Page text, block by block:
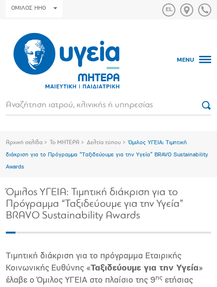
ΟΜΙΛΟΣ HHG
MENU
Αρχική σελίδα Το ΜΗΤΕΡΑ Δελτία τύπου Όμιλος ΥΓΕΙΑ: Τιμητική
διάκριση για το Πρόγραμμα “Ταξιδεύουμε για την Υγεία” BRAVO Sustainability
Awards
Όμιλος ΥΓΕΙΑ: Τιμητική διάκριση για το
Πρόγραμμα “Ταξιδεύουμε για την Υγεία”
BRAVO Sustainability Awards
Τιμητική διάκριση για το πρόγραμμα Εταιρικής
Κοινωνικής Ευθύνης «Ταξιδεύουμε για την Υγεία»
έλαβε ο Όμιλος ΥΓΕΙΑ στο πλαίσιο της 9ης ετήσιας